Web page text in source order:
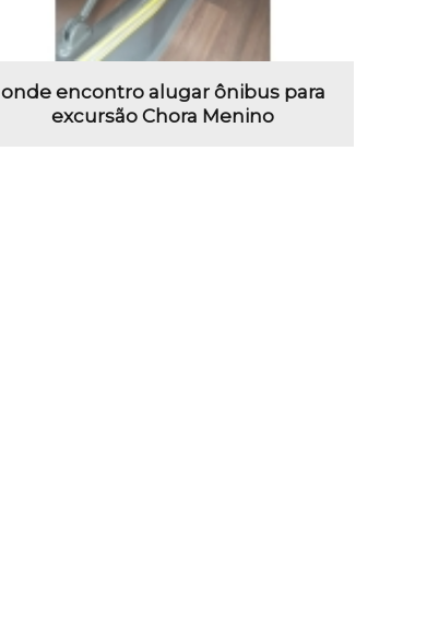
onde encontro alugar ônibus para
excursão Chora Menino